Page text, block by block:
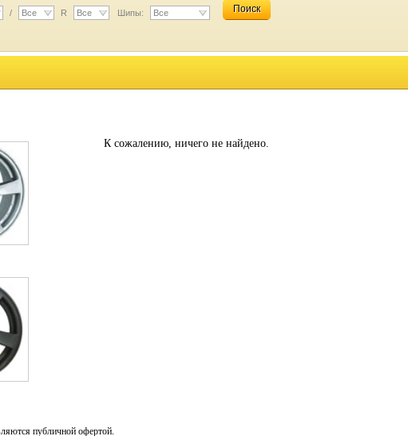
/ Все R Все Шипы: Все Поиск
К сожалению, ничего не найдено.
публичной офертой.